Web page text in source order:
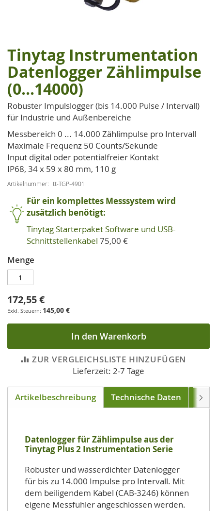
Zum
Anfang
der
Bildgalerie
springen
Tinytag Instrumentation
Datenlogger Zählimpulse
(0...14000)
Robuster Impulslogger (bis 14.000 Pulse / Intervall)
für Industrie und Außenbereiche
Messbereich 0 ... 14.000 Zählimpulse pro Intervall
Maximale Frequenz 50 Counts/Sekunde
Input digital oder potentialfreier Kontakt
IP68, 34 x 59 x 80 mm, 110 g
Artikelnummer tt-TGP-4901
Für ein komplettes Messsystem wird
zusätzlich benötigt:
Tinytag Starterpaket Software und USB-
Schnittstellenkabel 75,00 €
Menge
172,55 €
145,00 €
In den Warenkorb
ZUR VERGLEICHSLISTE HINZUFÜGEN
Lieferzeit: 2-7 Tage
Artikelbeschreibung Technische Daten
Datenlogger für Zählimpulse aus der
Tinytag Plus 2 Instrumentation Serie
Robuster und wasserdichter Datenlogger
für bis zu 14.000 Impulse pro Intervall. Mit
dem beiligendem Kabel (CAB-3246) können
eigene Messfühler angeschlossen werden.